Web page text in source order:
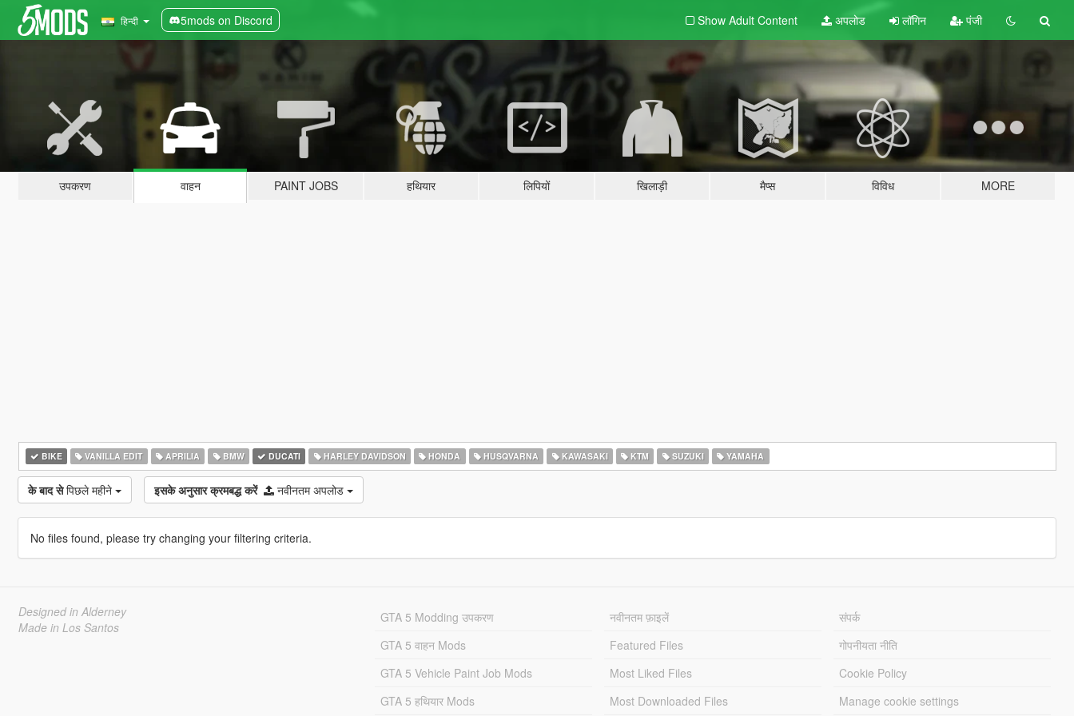
हिन्दी 5mods on Discord Show Adult Content अपलोड लॉगिन पंजी
उपकरण वाहन PAINT JOBS हथियार लिपियों खिलाड़ी मैप्स विविध MORE
BIKE VANILLA EDIT APRILIA BMW DUCATI HARLEY DAVIDSON HONDA HUSQVARNA KAWASAKI KTM SUZUKI YAMAHA
के बाद से पिछले महीने इसके अनुसार क्रमबद्ध करें नवीनतम अपलोड
No files found, please try changing your filtering criteria.
Designed in Alderney
Made in Los Santos
GTA 5 Modding उपकरण
GTA 5 वाहन Mods
GTA 5 Vehicle Paint Job Mods
GTA 5 हथियार Mods
नवीनतम फ़ाइलें
Featured Files
Most Liked Files
Most Downloaded Files
संपर्क
गोपनीयता नीति
Cookie Policy
Manage cookie settings